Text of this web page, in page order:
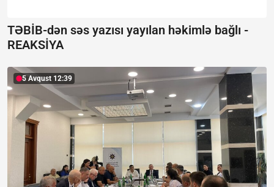
TƏBİB-dən səs yazısı yayılan həkimlə bağlı -
REAKSİYA
5 Avqust 12:39